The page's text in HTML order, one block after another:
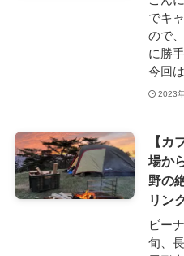
でキ
ので
に勝
今回
2023
【カ
場か
野の
リン
ビー
旬、